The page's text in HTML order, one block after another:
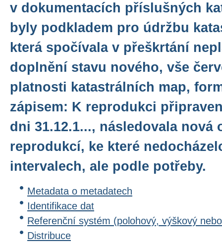
v dokumentacích příslušných
byly podkladem pro údržbu
která spočívala v přeškrtání
doplnění stavu nového, vše
platnosti katastrálních map,
zápisem: K reprodukci
dni 31.12.1..., následovala nová
reprodukcí, ke které
intervalech, ale podle potřeby.
Metadata o metadatech
Identifikace dat
Referenční systém (polohový, výškový
Distribuce